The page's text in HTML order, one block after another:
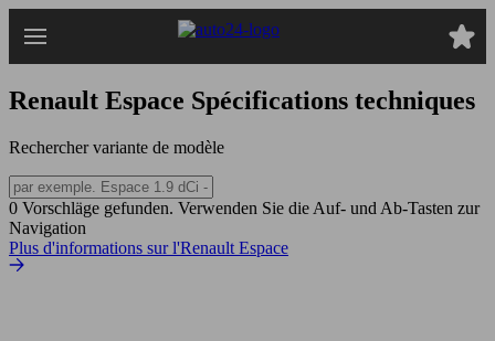
au
Renault Espace Spécifications techniques
Rechercher variante de modèle
0 Vorschläge gefunden. Verwenden Sie die Auf- und Ab-Tasten zur
Navigation
Plus d'informations sur l'Renault Espace